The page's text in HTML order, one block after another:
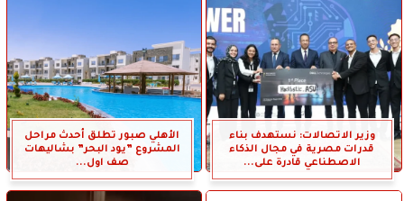
وزير الاتصالات: نستهدف بناء
قدرات مصرية في مجال الذكاء
الاصطناعي قادرة على...
الأهلي صبور تطلق أحدث مراحل
المشروع ”يود البحر” بشاليهات
صف اول...